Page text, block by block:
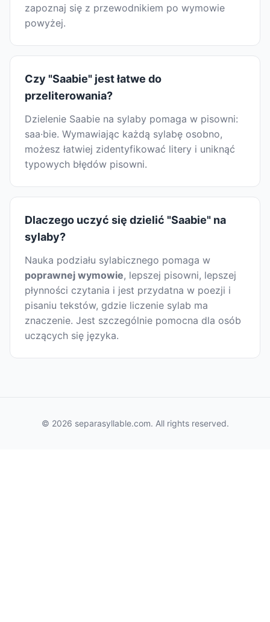
zapoznaj się z przewodnikiem po wymowie
powyżej.
Czy "Saabie" jest łatwe do
przeliterowania?
Dzielenie Saabie na sylaby pomaga w pisowni:
saa·bie. Wymawiając każdą sylabę osobno,
możesz łatwiej zidentyfikować litery i uniknąć
typowych błędów pisowni.
Dlaczego uczyć się dzielić "Saabie" na
sylaby?
Nauka podziału sylabicznego pomaga w
poprawnej wymowie, lepszej pisowni, lepszej
płynności czytania i jest przydatna w poezji i
pisaniu tekstów, gdzie liczenie sylab ma
znaczenie. Jest szczególnie pomocna dla osób
uczących się języka.
© 2026 separasyllable.com. All rights reserved.